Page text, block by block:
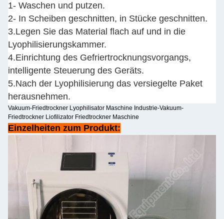
1- Waschen und putzen.
2- In Scheiben geschnitten, in Stücke geschnitten.
3.Legen Sie das Material flach auf und in die
Lyophilisierungskammer.
4.Einrichtung des Gefriertrocknungsvorgangs,
intelligente Steuerung des Geräts.
5.Nach der Lyophilisierung das versiegelte Paket
herausnehmen.
Vakuum-Friedtrockner Lyophilisator Maschine Industrie-Vakuum-
Friedtrockner Liofilizator Friedtrockner Maschine
Einzelheiten zum Produkt: